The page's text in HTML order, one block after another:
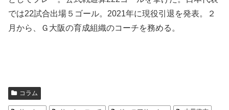
では22試合出場５ゴール。2021年に現役引退を発表。２
月から、Ｇ大阪の育成組織のコーチを務める。
コラム